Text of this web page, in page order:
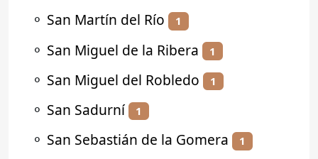
⚬ San Martín del Río 1
⚬ San Miguel de la Ribera 1
⚬ San Miguel del Robledo 1
⚬ San Sadurní 1
⚬ San Sebastián de la Gomera 1